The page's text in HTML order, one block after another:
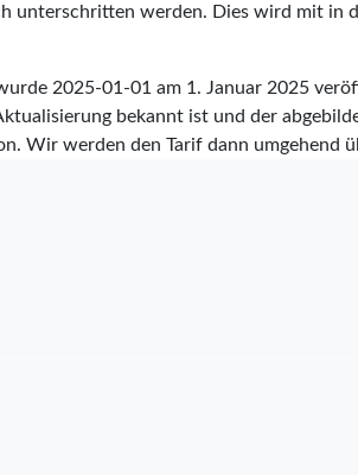
unterschritten werden. Dies wird mit in
2025-01-01 am 1. Januar 2025
bekannt ist und der
Wir werden den Tarif dann umgehend